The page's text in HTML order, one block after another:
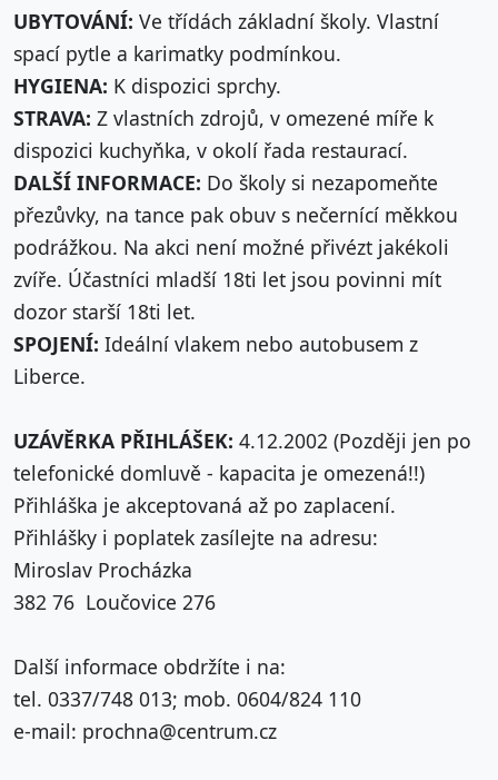
UBYTOVÁNÍ: Ve třídách základní školy. Vlastní
spací pytle a karimatky podmínkou.
HYGIENA: K dispozici sprchy.
STRAVA: Z vlastních zdrojů, v omezené míře k
dispozici kuchyňka, v okolí řada restaurací.
DALŠÍ INFORMACE: Do školy si nezapomeňte
přezůvky, na tance pak obuv s nečernící měkkou
podrážkou. Na akci není možné přivézt jakékoli
zvíře. Účastníci mladší 18ti let jsou povinni mít
dozor starší 18ti let.
SPOJENÍ: Ideální vlakem nebo autobusem z
Liberce.
UZÁVĚRKA PŘIHLÁŠEK: 4.12.2002 (Později jen po
telefonické domluvě - kapacita je omezená!!)
Přihláška je akceptovaná až po zaplacení.
Přihlášky i poplatek zasílejte na adresu:
Miroslav Procházka
382 76 Loučovice 276
Další informace obdržíte i na:
tel. 0337/748 013; mob. 0604/824 110
e-mail: prochna@centrum.cz